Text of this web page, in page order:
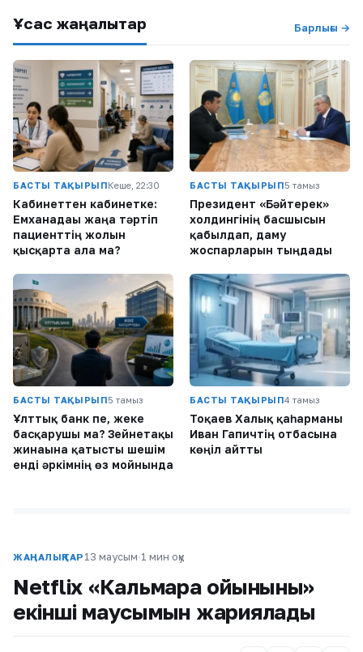
Ұқсас жаңалықтар Барлығы →
БАСТЫ ТАҚЫРЫПКеше, 22:30
Кабинеттен кабинетке:
Емханадағы жаңа тәртіп
пациенттің жолын
қысқарта ала ма?
БАСТЫ ТАҚЫРЫП5 тамыз
Президент «Бәйтерек»
холдингінің басшысын
қабылдап, даму
жоспарларын тыңдады
БАСТЫ ТАҚЫРЫП5 тамыз
Ұлттық банк пе, жеке
басқарушы ма? Зейнетақы
жинағына қатысты шешім
енді әркімнің өз мойнында
БАСТЫ ТАҚЫРЫП4 тамыз
Тоқаев Халық қаһарманы
Иван Гапичтің отбасына
көңіл айтты
ЖАҢАЛЫҚТАР 13 маусым·1 мин оқу
Netflix «Кальмара ойынының»
екінші маусымын жариялады